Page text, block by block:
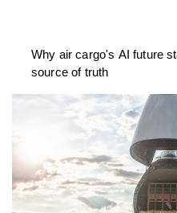
Why air cargo's AI future
source of truth